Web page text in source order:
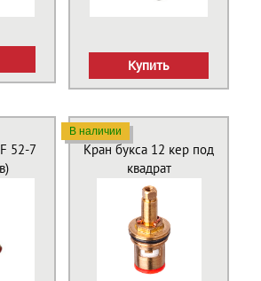
Купить
52-7
Кран букса 12 кер под
квадрат
В наличии